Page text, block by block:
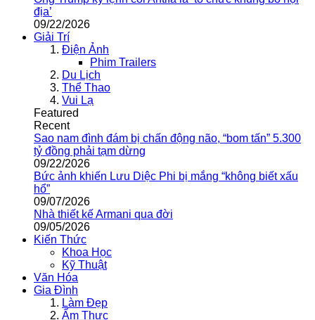
địa’
09/22/2026
Giải Trí
Điện Ảnh
Phim Trailers
Du Lịch
Thể Thao
Vui Lạ
Featured
Recent
Sao nam đình đám bị chấn động não, “bom tấn” 5.300
tỷ đồng phải tạm dừng
09/22/2026
Bức ảnh khiến Lưu Diệc Phi bị mắng “không biết xấu
hổ”
09/07/2026
Nhà thiết kế Armani qua đời
09/05/2026
Kiến Thức
Khoa Học
Kỹ Thuật
Văn Hóa
Gia Đình
Làm Đẹp
Ẩm Thực